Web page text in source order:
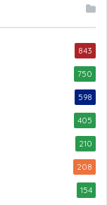
843
750
598
405
210
208
154